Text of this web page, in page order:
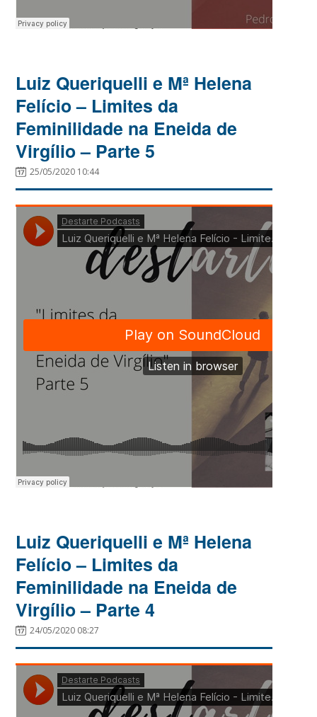
Luiz Queriquelli e Mª Helena
Felício – Limites da
Feminilidade na Eneida de
Virgílio – Parte 5
25/05/2020 10:44
Luiz Queriquelli e Mª Helena
Felício – Limites da
Feminilidade na Eneida de
Virgílio – Parte 4
24/05/2020 08:27